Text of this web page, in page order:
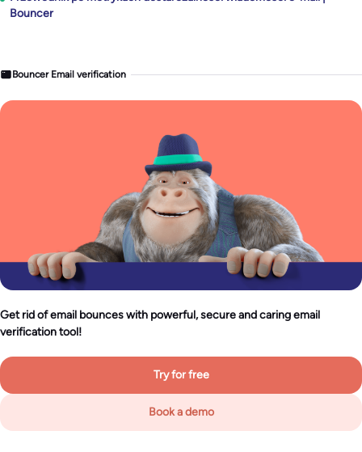
Bouncer
Bouncer Email verification
Get rid of email bounces with powerful, secure and caring email
verification tool!
Try for free
Book a demo